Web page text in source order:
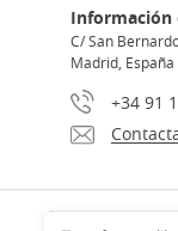
Información
C/ San
Madrid, España
+34 91